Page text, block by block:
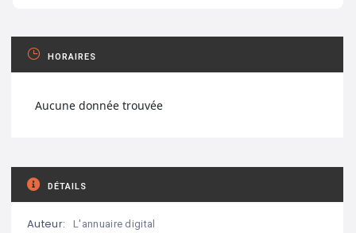
HORAIRES
Aucune donnée trouvée
DÉTAILS
Auteur: L'annuaire digital